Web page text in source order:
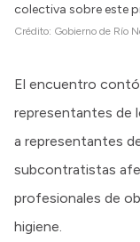
colectiva sobre este
Crédito: Gobierno de Río
El encuentro
representantes de
a representantes
subcontratistas
profesionales de
higiene.